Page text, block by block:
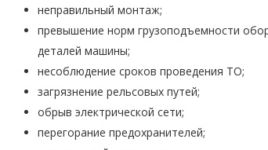
неправильный монтаж;
превышение норм грузоподъемности
деталей машины;
несоблюдение сроков проведения ТО;
загрязнение рельсовых путей;
обрыв электрической сети;
перегорание предохранителей;